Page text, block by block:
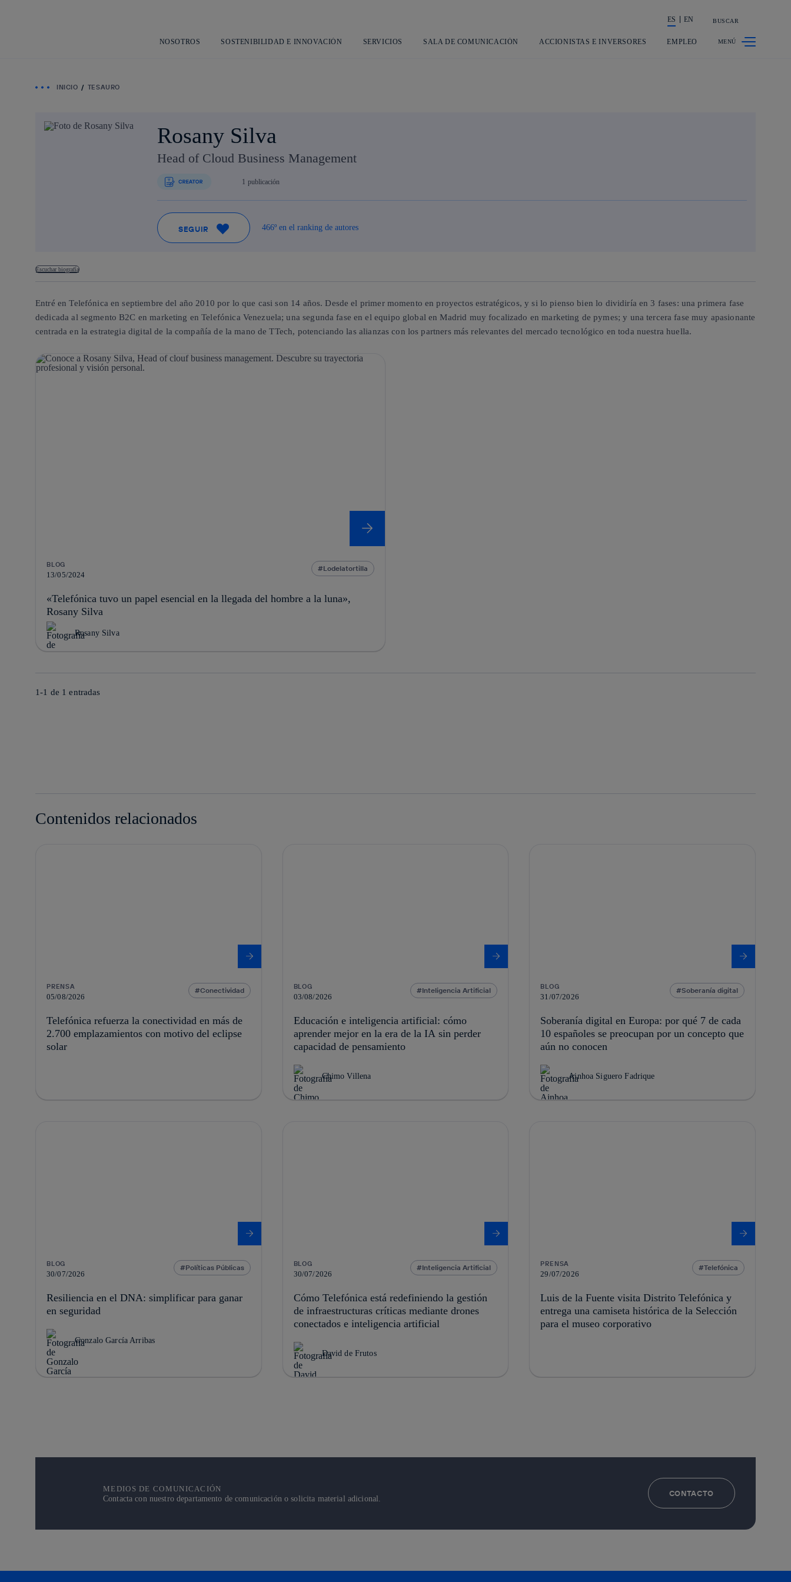
principal
La acción en accionistas e inversores
ES EN BUSCAR
NOSOTROS SOSTENIBILIDAD E INNOVACIÓN SERVICIOS SALA DE COMUNICACIÓN ACCIONISTAS E INVERSORES EMPLEO
INICIO TESAURO
Rosany Silva
Head of Cloud Business Management
1 publicación
SEGUIR 466º en el ranking de autores
Escuchar biografía
Entré en Telefónica en septiembre del año 2010 por lo que casi son 14 años. Desde el primer momento en proyectos estratégicos, y si lo pienso bien lo dividiría en 3 fases: una primera fase
dedicada al segmento B2C en marketing en Telefónica Venezuela; una segunda fase en el equipo global en Madrid muy focalizado en marketing de pymes; y una tercera fase muy apasionante
centrada en la estrategia digital de la compañía de la mano de TTech, potenciando las alianzas con los partners más relevantes del mercado tecnológico en toda nuestra huella.
BLOG
13/05/2024
Lodelatortilla
«Telefónica tuvo un papel esencial en la llegada del hombre a la luna»,
Rosany Silva
Rosany Silva
1-1 de 1 entradas
Contenidos relacionados
PRENSA
05/08/2026
Conectividad
Telefónica refuerza la conectividad en más de
2.700 emplazamientos con motivo del eclipse
solar
BLOG
03/08/2026
Inteligencia Artificial
Educación e inteligencia artificial: cómo
aprender mejor en la era de la IA sin perder
capacidad de pensamiento
Chimo Villena
BLOG
31/07/2026
Soberanía digital
Soberanía digital en Europa: por qué 7 de cada
10 españoles se preocupan por un concepto que
aún no conocen
Ainhoa Siguero Fadrique
BLOG
30/07/2026
Políticas Públicas
Resiliencia en el DNA: simplificar para ganar
en seguridad
Gonzalo García Arribas
BLOG
30/07/2026
Inteligencia Artificial
Cómo Telefónica está redefiniendo la gestión
de infraestructuras críticas mediante drones
conectados e inteligencia artificial
David de Frutos
PRENSA
29/07/2026
Telefónica
Luis de la Fuente visita Distrito Telefónica y
entrega una camiseta histórica de la Selección
para el museo corporativo
MEDIOS DE COMUNICACIÓN
Contacta con nuestro departamento de comunicación o solicita material adicional.
CONTACTO